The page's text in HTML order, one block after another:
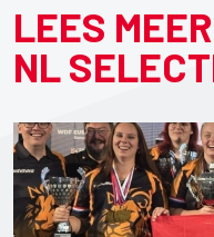
LEES
NL